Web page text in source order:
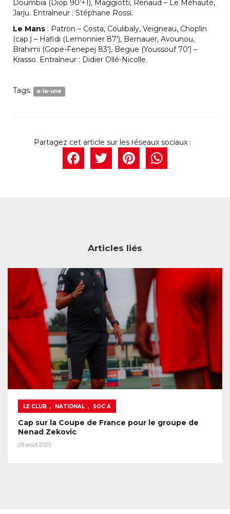
Doumbia (Diop 90’+1), Maggiotti, Renaud – Le Méhauté,
Jarju. Entraîneur : Stéphane Rossi.
Le Mans : Patron – Costa, Coulibaly, Veigneau, Choplin
(cap.) – Hafidi (Lemonnier 87′), Bernauer, Avounou,
Brahimi (Gope-Fenepej 83′), Begue (Youssouf 70′) –
Krasso. Entraîneur : Didier Ollé-Nicolle.
Tags: a-la-une
Facebook
Twitter
Articles liés
LE CLUB , NATIONAL , SOC A
Cap sur la Coupe de France pour le groupe de
Nenad Zekovic
29 août 2025